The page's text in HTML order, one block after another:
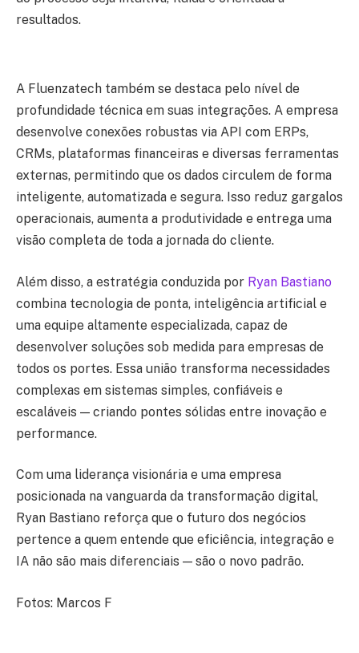
resultados.
A Fluenzatech também se destaca pelo nível de
profundidade técnica em suas integrações. A empresa
desenvolve conexões robustas via API com ERPs,
CRMs, plataformas financeiras e diversas ferramentas
externas, permitindo que os dados circulem de forma
inteligente, automatizada e segura. Isso reduz gargalos
operacionais, aumenta a produtividade e entrega uma
visão completa de toda a jornada do cliente.
Além disso, a estratégia conduzida por Ryan Bastiano
combina tecnologia de ponta, inteligência artificial e
uma equipe altamente especializada, capaz de
desenvolver soluções sob medida para empresas de
todos os portes. Essa união transforma necessidades
complexas em sistemas simples, confiáveis e
escaláveis — criando pontes sólidas entre inovação e
performance.
Com uma liderança visionária e uma empresa
posicionada na vanguarda da transformação digital,
Ryan Bastiano reforça que o futuro dos negócios
pertence a quem entende que eficiência, integração e
IA não são mais diferenciais — são o novo padrão.
Fotos: Marcos F